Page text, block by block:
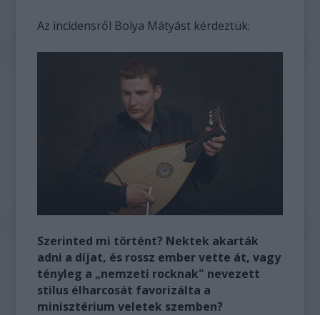
Az incidensről Bolya Mátyást kérdeztük:
Szerinted mi történt? Nektek akarták
adni a díjat, és rossz ember vette át, vagy
tényleg a „nemzeti rocknak" nevezett
stílus élharcosát favorizálta a
minisztérium veletek szemben?